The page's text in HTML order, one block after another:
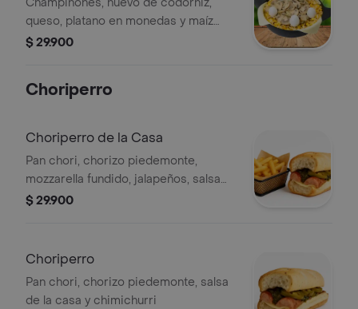
queso, platano en monedas y maíz
dulce.
$ 29.900
Choriperro
Choriperro de la Casa
Pan chori, chorizo piedemonte,
mozzarella fundido, jalapeños, salsa
de la casa, chimichurri y porción
$ 29.900
Choriperro
Pan chori, chorizo piedemonte, salsa
de la casa y chimichurri